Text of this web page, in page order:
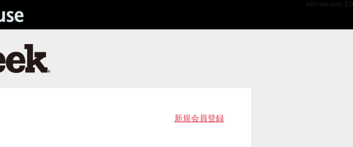
API Version 2.0
新規会員登録